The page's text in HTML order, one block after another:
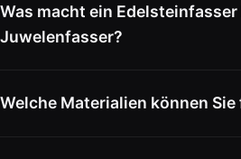
Was macht ein Edelsteinfasser
Juwelenfasser?
Welche Materialien können Sie